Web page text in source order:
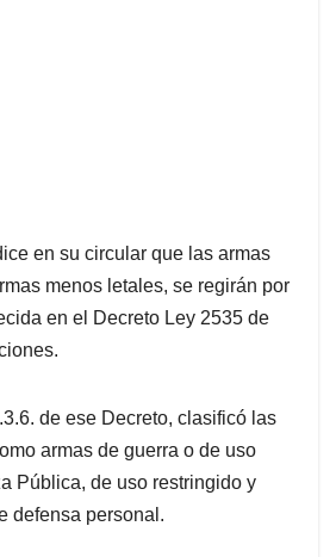
en su circular que las armas
menos letales, se regirán por
en el Decreto Ley 2535 de
de ese Decreto, clasificó las
armas de guerra o de uso
Pública, de uso restringido y
defensa personal.